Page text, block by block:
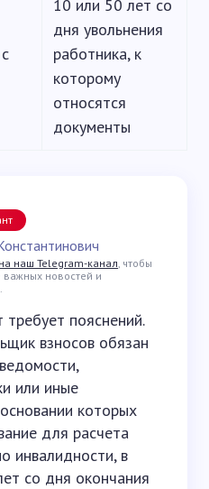
10 или 50 лет со
дня увольнения
работника, к
которому
относятся
документы
наш Telegram-канал, чтобы
важных новостей и
пояснений.
взносов обязан
или иные
которых
для расчета
инвалидности, в
со дня окончания